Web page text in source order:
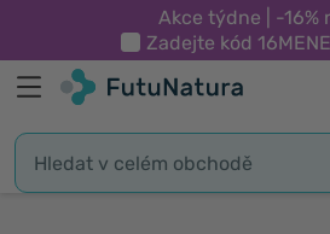
Akce týdne | -16%
Zadejte kód 16MENE